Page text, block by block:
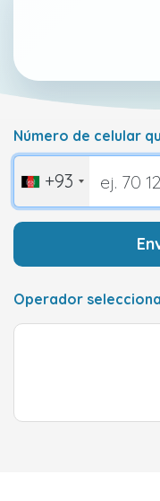
Número de celular
+93
Operador